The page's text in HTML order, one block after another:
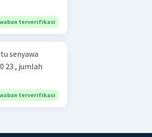
terverifikasi
senyawa
23 , jumlah
terverifikasi